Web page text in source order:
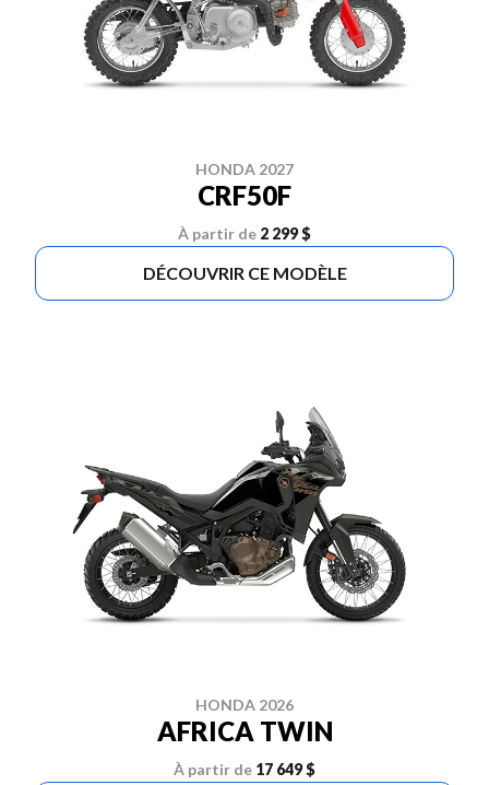
HONDA 2027
CRF50F
À partir de 2 299 $
DÉCOUVRIR CE MODÈLE
HONDA 2026
AFRICA TWIN
À partir de 17 649 $